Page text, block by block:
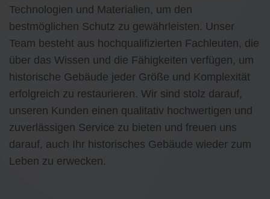
Technologien und Materialien, um den
bestmöglichen Schutz zu gewährleisten. Unser
Team besteht aus hochqualifizierten Fachleuten, die
über das Wissen und die Fähigkeiten verfügen, um
historische Gebäude jeder Größe und Komplexität
erfolgreich zu restaurieren. Wir sind stolz darauf,
unseren Kunden einen qualitativ hochwertigen und
zuverlässigen Service zu bieten und freuen uns
darauf, auch Ihr historisches Gebäude wieder zum
Leben zu erwecken.